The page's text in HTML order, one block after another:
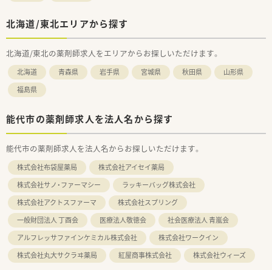
北海道/東北エリアから探す
北海道/東北の薬剤師求人をエリアからお探しいただけます。
北海道 青森県 岩手県 宮城県 秋田県
山形県
福島県
能代市の薬剤師求人を法人名から探す
能代市の薬剤師求人を法人名からお探しいただけます。
株式会社布袋屋薬局
株式会社アイセイ薬局
株式会社サノ・ファーマシー
ラッキーバッグ株式会社
株式会社アクトスファーマ
株式会社スプリング
一般財団法人 丁酉会
医療法人敬徳会
社会医療法人 青嵐会
アルフレッサファインケミカル株式会社
株式会社ワークイン
株式会社丸大サクラヰ薬局
紅屋商事株式会社 株式会社ウィーズ